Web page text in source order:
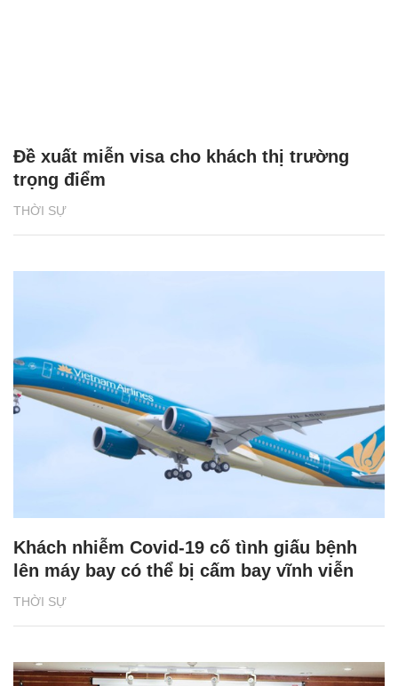
THỜI SỰ
Đề xuất miễn visa cho khách thị trường
trọng điểm
THỜI SỰ
Khách nhiễm Covid-19 cố tình giấu bệnh
lên máy bay có thể bị cấm bay vĩnh viễn